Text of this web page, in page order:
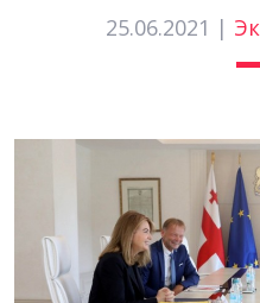
25.06.2021 |